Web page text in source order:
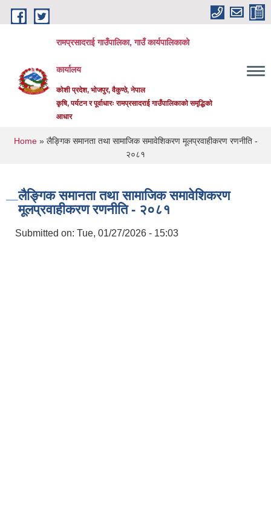
Skip to main content
रामप्रसादराई गाउँपालिका, गाउँ कार्यपालिकाको
कार्यालय
कोशी प्रदेश, भोजपुर, वैकुण्ठे, नेपाल
कृषि, पर्यटन र पूर्वाधारः रामप्रसादराई गाउँपालिकाको समृद्धिको
आधार
You are here
Home» लैङ्गिक समानता तथा सामाजिक समावेशिकरण मूलप्रवाहीकरण रणनीति -
२०८१
लैङ्गिक समानता तथा सामाजिक समावेशिकरण
मूलप्रवाहीकरण रणनीति - २०८१
Submitted on: Tue, 01/27/2026 - 15:03